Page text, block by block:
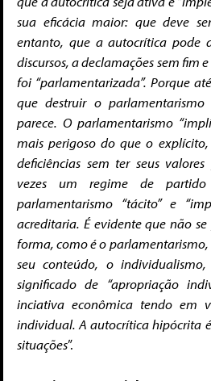
sua eficácia maior: que deve
entanto, que a autocrítica pode
discursos, a declamações sem fim
foi “parlamentarizada”. Porque
que destruir o
parece. O parlamentarismo
mais perigoso do que o
deficiências sem ter seus
vezes um regime de
parlamentarismo “tácito” e
acreditaria. É evidente que não
forma, como é o
seu conteúdo, o
significado de “apropriação
inciativa econômica tendo em
individual. A autocrítica hipócrita
situações”.